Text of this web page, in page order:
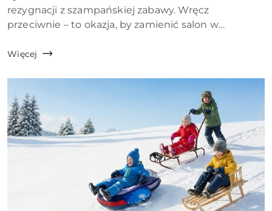
artykułu:
rezygnacji z szampańskiej zabawy. Wręcz
przeciwnie – to okazja, by zamienić salon w
nudnym siedzeniu przed telewizorem. W tym roku
Więcej